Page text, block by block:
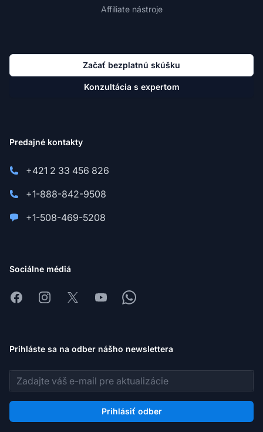
Affiliate nástroje
Začať bezplatnú skúšku
Konzultácia s expertom
Predajné kontakty
+421 2 33 456 826
+1-888-842-9508
+1-508-469-5208
Sociálne médiá
FacebookInstagram
X YoutubeWhatsapp
Prihláste sa na odber nášho newslettera
E-mailová adresa
Prihlásiť odber